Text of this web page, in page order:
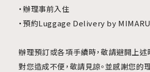
・辦理事前入住
・預約Luggage Delivery by MIMARU
辦理預訂或各項手續時，敬請避開上述
對您造成不便，敬請見諒。並感謝您的